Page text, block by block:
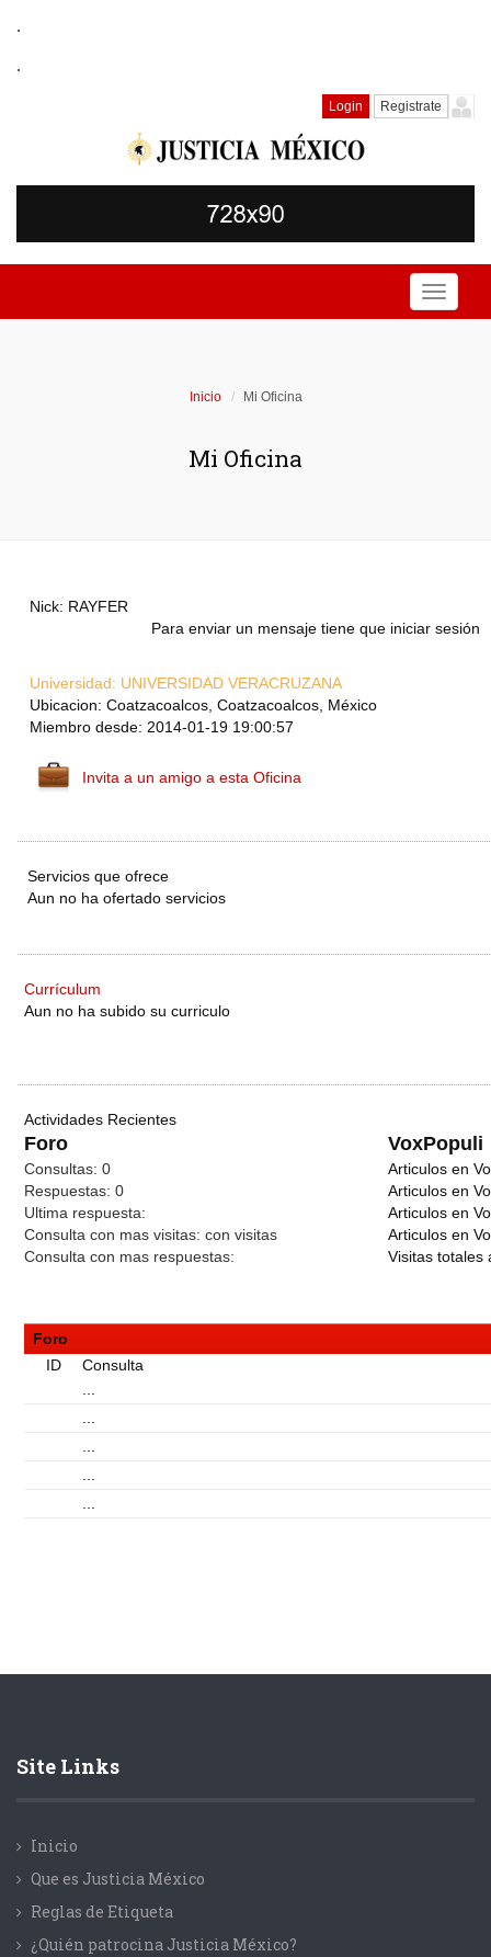
.
.
Login Registrate
Toggle
Inicio Mi Oficina
Mi Oficina
Nick: RAYFER
Para enviar un mensaje tiene que iniciar sesión
Universidad: UNIVERSIDAD VERACRUZANA
Ubicacion: Coatzacoalcos, Coatzacoalcos, México
Miembro desde: 2014-01-19 19:00:57
Invita a un amigo a esta Oficina
Servicios que ofrece
Aun no ha ofertado servicios
Currículum
Aun no ha subido su curriculo
Actividades Recientes
Foro VoxPopuli
Consultas: 0
Respuestas: 0
Ultima respuesta:
Consulta con mas visitas: con visitas
Consulta con mas respuestas:
Articulos en
Articulos en
Articulos en
Articulos en
Visitas totales
Foro
ID
Consulta
Site Links
Inicio
Que es Justicia México
Reglas de Etiqueta
¿Quién patrocina Justicia México?